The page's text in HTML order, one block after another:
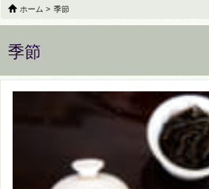
ホーム > 季節
季節